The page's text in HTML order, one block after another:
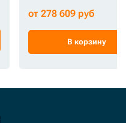
от 278 609 руб
В корзину